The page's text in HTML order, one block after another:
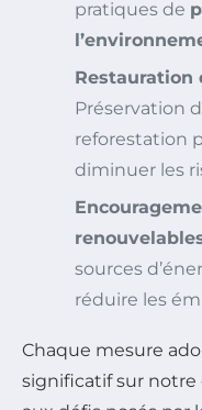
pratiques de
Restauration
Préservation
reforestation
diminuer les
sources
réduire les
Chaque mesure
significatif sur notre